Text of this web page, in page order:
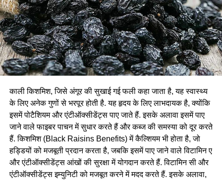
काली किशमिश, जिसे अंगूर की सुखाई गई फली कहा जाता है, यह स्वास्थ्य
के लिए अनेक गुणों से भरपूर होती है. यह हृदय के लिए लाभदायक है, क्योंकि
इसमें पोटैशियम और एंटीऑक्सीडेंट्स पाए जाते हैं. इसके अलावा इसमें पाए
जाने वाले फाइबर पाचन में सुधार करते हैं और कब्ज की समस्या को दूर करते
हैं. किशमिश (Black Raisins Benefits) में कैल्शियम भी होता है, जो
हड्डियों को मजबूती प्रदान करता है, जबकि इसमें पाए जाने वाले विटामिन ए
और एंटीऑक्सीडेंट्स आंखों की सुरक्षा में योगदान करते हैं. विटामिन सी और
एंटीऑक्सीडेंट्स इम्युनिटी को मजबूत करने में मदद करते हैं. इसके अलावा,